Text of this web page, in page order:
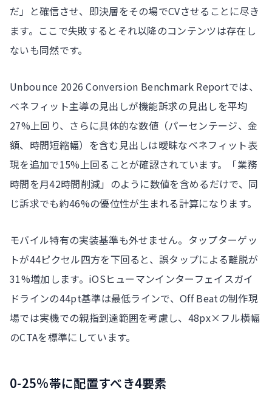
だ」と確信させ、即決層をその場でCVさせることに尽き
ます。ここで失敗するとそれ以降のコンテンツは存在し
ないも同然です。
Unbounce 2026 Conversion Benchmark Reportでは、
ベネフィット主導の見出しが機能訴求の見出しを平均
27%上回り、さらに具体的な数値（パーセンテージ、金
額、時間短縮幅）を含む見出しは曖昧なベネフィット表
現を追加で15%上回ることが確認されています。「業務
時間を月42時間削減」のように数値を含めるだけで、同
じ訴求でも約46%の優位性が生まれる計算になります。
モバイル特有の実装基準も外せません。タップターゲッ
トが44ピクセル四方を下回ると、誤タップによる離脱が
31%増加します。iOSヒューマンインターフェイスガイ
ドラインの44pt基準は最低ラインで、Off Beatの制作現
場では実機での親指到達範囲を考慮し、48px×フル横幅
のCTAを標準にしています。
0-25%帯に配置すべき4要素